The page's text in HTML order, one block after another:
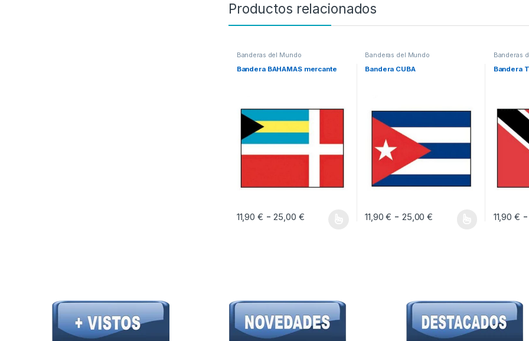
Productos relacionados
Banderas del Mundo
Bandera BAHAMAS mercante
11,90 € - 25,00 €Rango de precios: desde 11,90 € hasta
Banderas del Mundo
Bandera CUBA
11,90€ - 25,00€ Rango de
Banderas
Bandera
11,90 € -